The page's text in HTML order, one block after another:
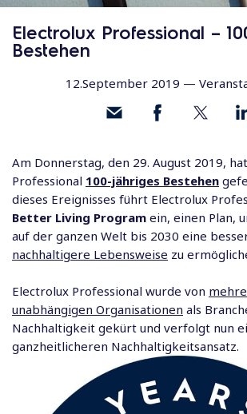
Electrolux Professional –
Bestehen
12.September 2019 —
Am Donnerstag, den 29. August 2019,
Professional 100-jähriges Bestehen
dieses Ereignisses führt Electrolux
Better Living Program ein, einen Plan,
auf der ganzen Welt bis 2030 eine
nachhaltigere Lebensweise zu
Electrolux Professional wurde von
unabhängigen Organisationen als
Nachhaltigkeit gekürt und verfolgt nun
ganzheitlicheren Nachhaltigkeitsansatz.